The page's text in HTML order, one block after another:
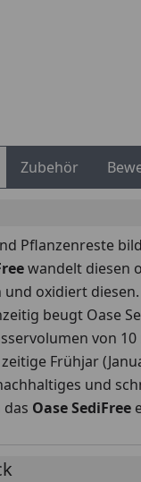
Zubehör
Pflanzenreste
wandelt diesen
oxidiert
beugt Oase
von 10
Frühjar
und
Oase SediFree